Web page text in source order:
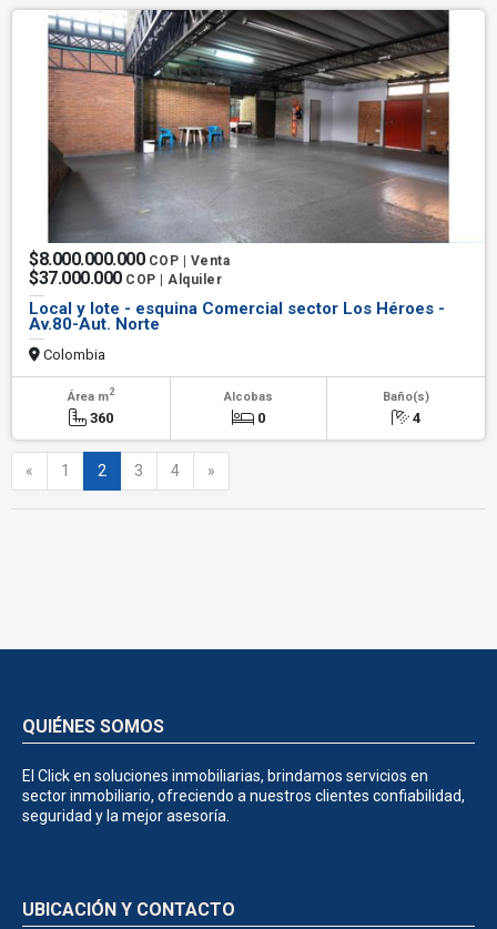
$8.000.000.000 COP | Venta
$37.000.000 COP | Alquiler
Local y lote - esquina Comercial sector Los Héroes -
Av.80-Aut. Norte
Colombia
Área m2
360
Alcobas
0
Baño(s)
4
« Anterior
1 2 3 4 »
QUIÉNES SOMOS
El Click en soluciones inmobiliarias, brindamos servicios en
sector inmobiliario, ofreciendo a nuestros clientes confiabilidad,
seguridad y la mejor asesoría.
UBICACIÓN Y CONTACTO